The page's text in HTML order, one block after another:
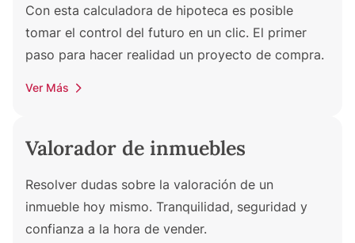
Con esta calculadora de hipoteca es posible
tomar el control del futuro en un clic. El primer
paso para hacer realidad un proyecto de compra.
Ver Más
Valorador de inmuebles
Resolver dudas sobre la valoración de un
inmueble hoy mismo. Tranquilidad, seguridad y
confianza a la hora de vender.